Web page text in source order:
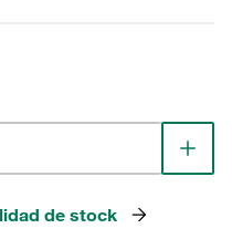
de stock